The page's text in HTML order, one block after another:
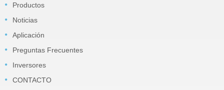
Productos
Noticias
Aplicación
Preguntas Frecuentes
Inversores
CONTACTO